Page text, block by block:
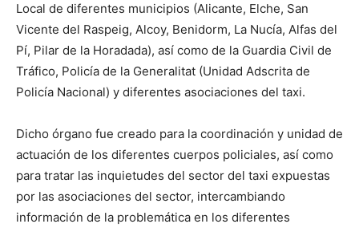
Local de diferentes municipios (Alicante, Elche, San
Vicente del Raspeig, Alcoy, Benidorm, La Nucía, Alfas del
Pí, Pilar de la Horadada), así como de la Guardia Civil de
Tráfico, Policía de la Generalitat (Unidad Adscrita de
Policía Nacional) y diferentes asociaciones del taxi.
Dicho órgano fue creado para la coordinación y unidad de
actuación de los diferentes cuerpos policiales, así como
para tratar las inquietudes del sector del taxi expuestas
por las asociaciones del sector, intercambiando
información de la problemática en los diferentes